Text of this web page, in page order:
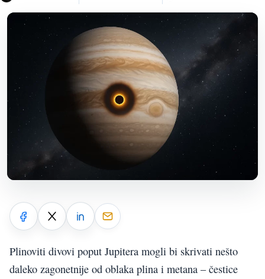
Plinoviti divovi poput Jupitera mogli bi skrivati nešto
daleko zagonetnije od oblaka plina i metana – čestice